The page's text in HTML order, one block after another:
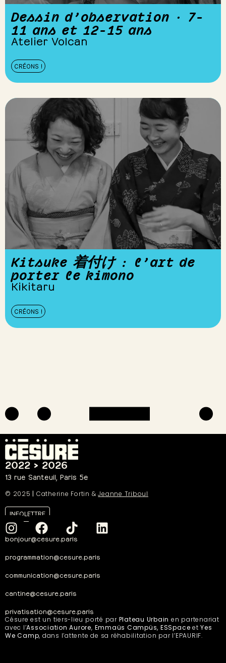
Dessin d’observation · 7-
11 ans et 12-15 ans
Atelier Volcan
CRÉONS !
Kitsuke 着付け : l’art de
porter le kimono
Kikitaru
CRÉONS !
2022 > 2026
13 rue Santeuil, Paris 5e
© 2025 | Catherine Fortin &Jeanne Triboul
INFOLETTRE
bonjour@cesure.paris
programmation@cesure.paris
communication@cesure.paris
cantine@cesure.paris
privatisation@cesure.paris
Césure est un tiers-lieu porté par Plateau Urbain en partenariat
avec l’Association Aurore, Emmaüs Campüs, ESSpaceetYes
We Camp, dans l’attente de sa réhabilitation par l’EPAURIF.